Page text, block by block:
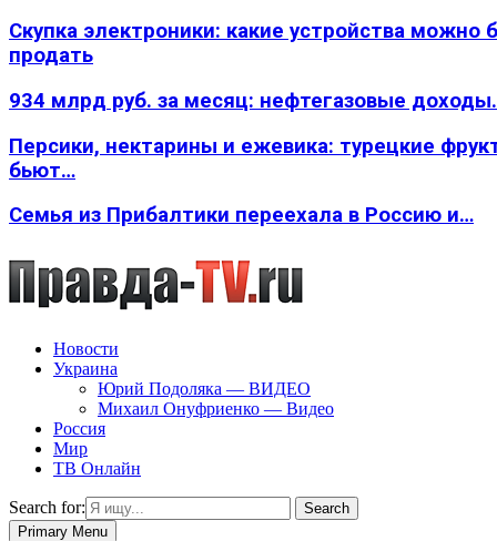
Скупка электроники: какие устройства можно
продать
934 млрд руб. за месяц: нефтегазовые
Персики, нектарины и ежевика: турецкие
бьют…
Семья из Прибалтики переехала в Россию и…
Новости
Украина
Юрий Подоляка — ВИДЕО
Михаил Онуфриенко — Видео
Россия
Мир
ТВ Онлайн
Search for:
Search
Primary Menu